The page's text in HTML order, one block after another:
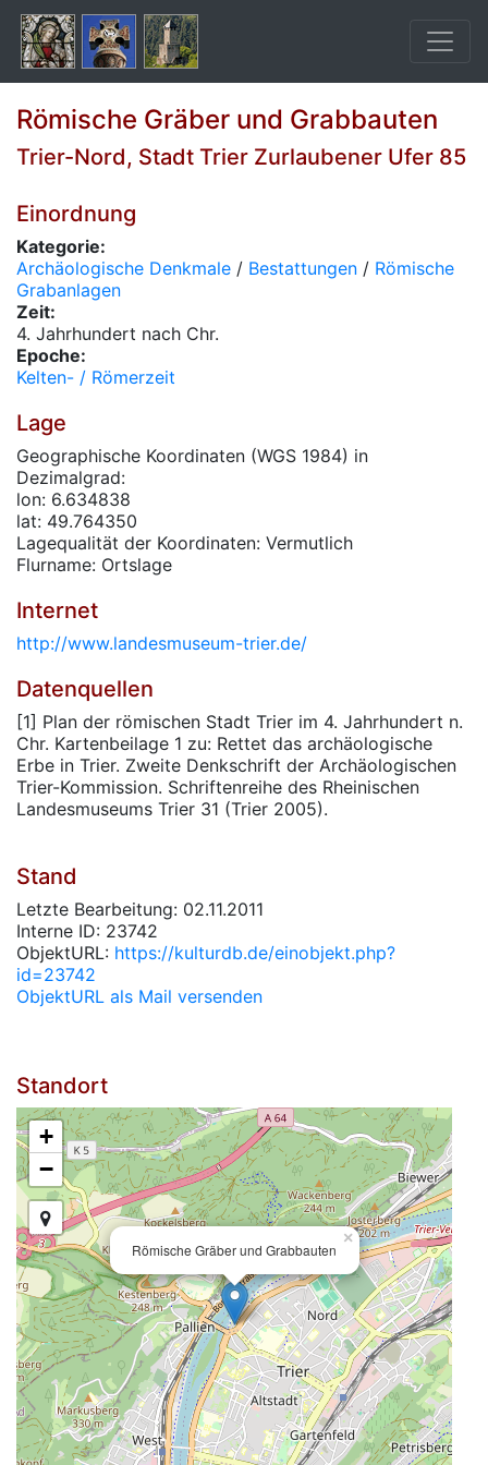
Römische Gräber und Grabbauten
Trier-Nord, Stadt Trier Zurlaubener Ufer 85
Einordnung
Kategorie:
Archäologische Denkmale / Bestattungen / Römische
Grabanlagen
Zeit:
4. Jahrhundert nach Chr.
Epoche:
Kelten- / Römerzeit
Lage
Geographische Koordinaten (WGS 1984) in
Dezimalgrad:
lon: 6.634838
lat: 49.764350
Lagequalität der Koordinaten: Vermutlich
Flurname: Ortslage
Internet
http://www.landesmuseum-trier.de/
Datenquellen
[1] Plan der römischen Stadt Trier im 4. Jahrhundert n.
Chr. Kartenbeilage 1 zu: Rettet das archäologische
Erbe in Trier. Zweite Denkschrift der Archäologischen
Trier-Kommission. Schriftenreihe des Rheinischen
Landesmuseums Trier 31 (Trier 2005).
Stand
Letzte Bearbeitung: 02.11.2011
Interne ID: 23742
ObjektURL: https://kulturdb.de/einobjekt.php?
id=23742
ObjektURL als Mail versenden
Standort
Römische Gräber und Grabbauten
×
+
−